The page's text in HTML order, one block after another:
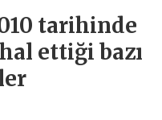
tarihinde
ettiği bazı